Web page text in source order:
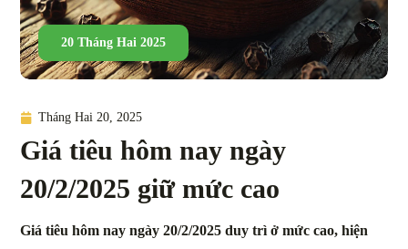
20 Tháng Hai 2025
Tháng Hai 20, 2025
Giá tiêu hôm nay ngày
20/2/2025 giữ mức cao
Giá tiêu hôm nay ngày 20/2/2025 duy trì ở mức cao, hiện